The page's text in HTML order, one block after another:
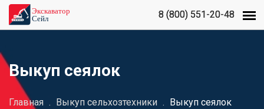
8 (800) 551-20-48
8 (800) 551-20-48
Выкуп сеялок
Главная . Выкуп сельхозтехники . Выкуп сеялок